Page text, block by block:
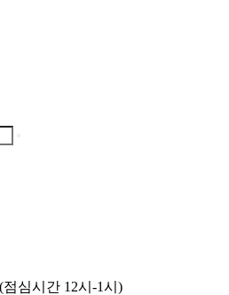
심시간 12시-1시)